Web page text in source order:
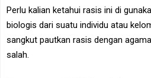
Perlu kalian ketahui rasis ini di
biologis dari suatu individu atau
sangkut pautkan rasis dengan
salah.